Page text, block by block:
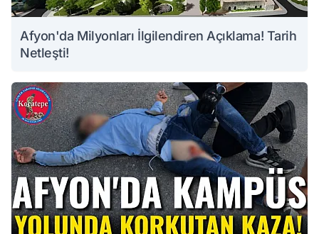
Afyon'da Milyonları İlgilendiren Açıklama! Tarih
Netleşti!